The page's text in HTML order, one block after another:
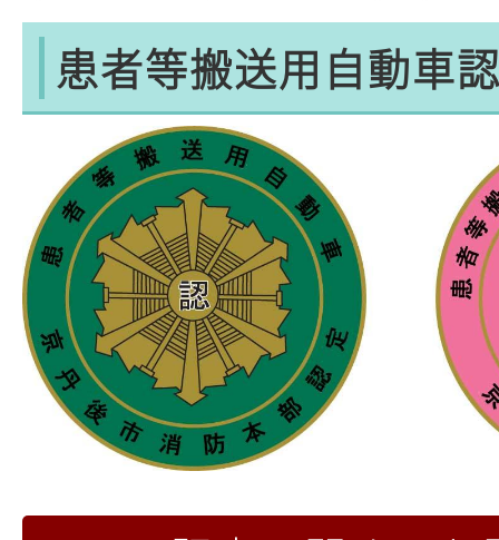
患者等搬送用自動車